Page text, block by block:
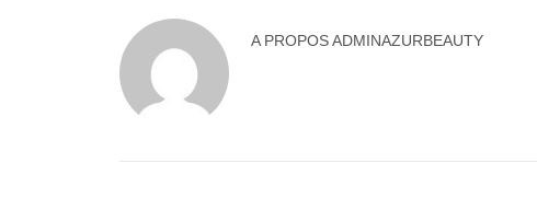
A PROPOSADMINAZURBEAUTY